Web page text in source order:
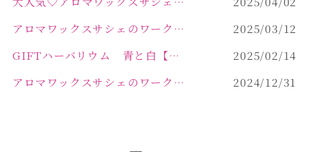
アロマワックスサシェのワークショップinPOLA中込原店 VOL.2
2025/03/12
GIFTハーバリウム 青と白【佐久市 ハーバリウム ギフト】
2025/02/14
アロマワックスサシェのワークショップinPOLA中込原店ご報告【佐久市 キャンドル サシェ】
2024/12/31